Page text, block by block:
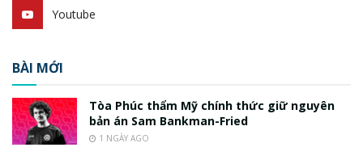
Youtube
BÀI MỚI
Tòa Phúc thẩm Mỹ chính thức giữ nguyên
bản án Sam Bankman-Fried
1 NGÀY AGO